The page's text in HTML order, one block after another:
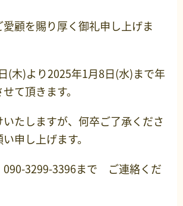
顧を賜り厚く御礼申し上げま
(木)より2025年1月8日(水)まで年
て頂きます。
たしますが、何卒ご了承くださ
申し上げます。
3299-3396まで ご連絡くだ